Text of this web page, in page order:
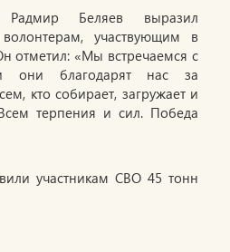
Беляев выразил
участвующим в
отметил: «Мы встречаемся с
они благодарят нас за
кто собирает, загружает и
терпения и сил. Победа